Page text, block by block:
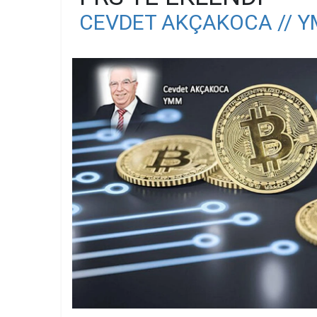
CEVDET AKÇAKOCA //